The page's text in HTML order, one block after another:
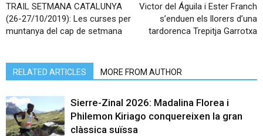
TRAIL SETMANA CATALUNYA
(26-27/10/2019): Les curses per
muntanya del cap de setmana
Victor del Águila i Ester Franch
s’enduen els llorers d’una
tardorenca Trepitja Garrotxa
RELATED ARTICLES MORE FROM AUTHOR
Sierre-Zinal 2026: Madalina Florea i
Philemon Kiriago conquereixen la gran
clàssica suïssa